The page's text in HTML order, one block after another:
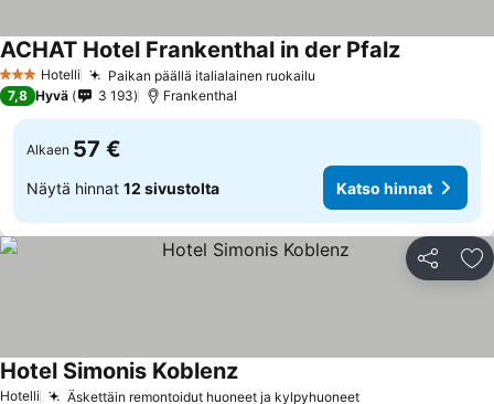
3 Tähtiluokitus
Hotelli Paikan päällä italialainen ruokailu
ACHAT Hotel Frankenthal in der PfalzKatso
7,8 Hyvä 3 193 Frankenthal
Alkaen 57 €
Näytä hinnat 12 sivustolta Katso hinnat
Jaa
Hotelli Äskettäin remontoidut huoneet ja kylpyhuoneetKatso hinnat
Hotel Simonis KoblenzKatso hinnat